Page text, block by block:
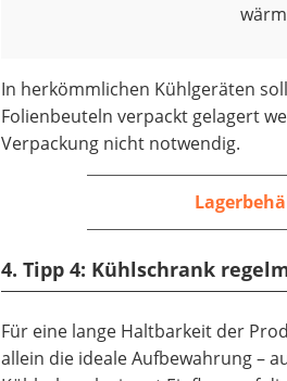
In herkömmlichen Kühlgeräten
Folienbeuteln verpackt gelagert
Verpackung nicht notwendig.
4. Tipp 4: Kühlschrank
Für eine lange Haltbarkeit der
allein die ideale Aufbewahrung –